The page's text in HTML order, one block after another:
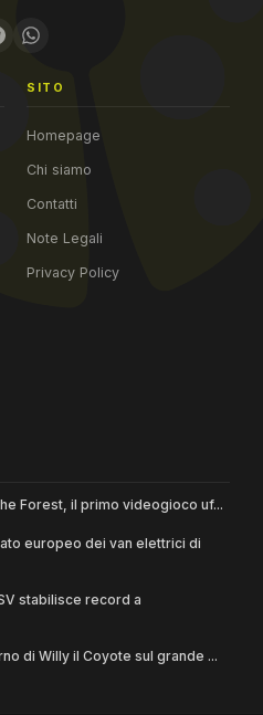
SITO
Homepage
Chi siamo
Contatti
Note Legali
Privacy Policy
Forest, il primo videogioco uf...
europeo dei van elettrici di
stabilisce record a
di Willy il Coyote sul grande ...